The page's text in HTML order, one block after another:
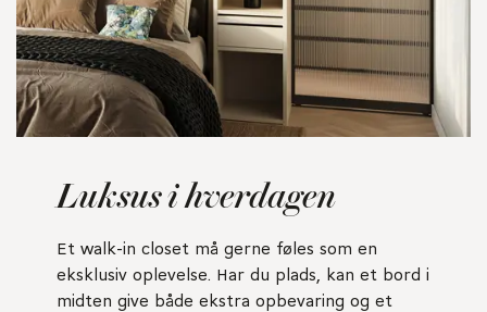
Luksus i hverdagen
Et walk-in closet må gerne føles som en
eksklusiv oplevelse. Har du plads, kan et bord i
midten give både ekstra opbevaring og et